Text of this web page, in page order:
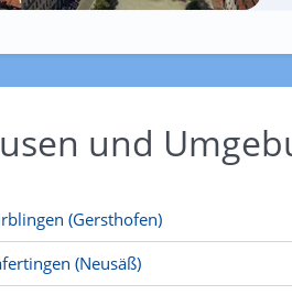
und
(Gersthofen)
(Neusäß)